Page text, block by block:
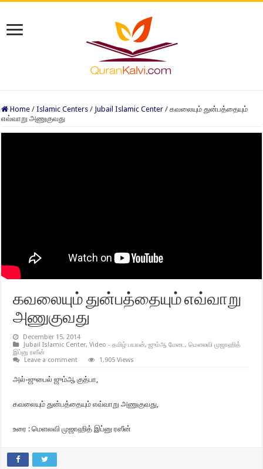
Home / Islamic Centers / Jubail Islamic Center / கவலையும் துன்பத்தையும்
எவ்வாறு அணுகுவது
கவலையும் துன்பத்தையும் எவ்வாறு
அணுகுவது
December 15, 2014
Jubail Islamic Center,Video - தமிழ் பயான்,ஜும்ஆ மேடை,மௌலவி முஜாஹித்
இப்னு ரஸீன்
Leave a comment
1,905 Views
அல்-ஜுபைல் ஜும்ஆ குத்பா,
கவலையும் துன்பத்தையும் எவ்வாறு அணுகுவது,
உரை : மெளலவி முஜாஹித் இப்னு ரஸீன்